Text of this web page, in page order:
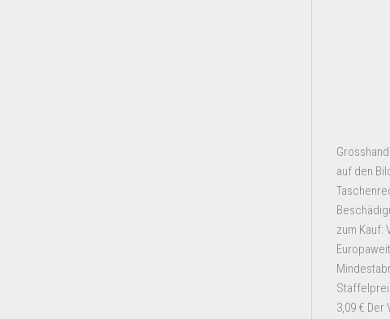
auf den
zum Kauf:
3,09 €